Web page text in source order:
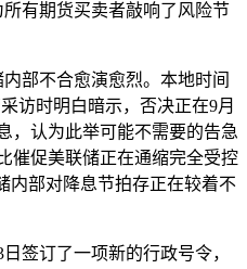
有期货买卖者敲响了风险节
不合愈演愈烈。本地时间
访时明白暗示，否决正在9月
，认为此举可能不需要的告急
催促美联储正在通缩完全受控
内部对降息节拍存正在较着不
订了一项新的行政号令，